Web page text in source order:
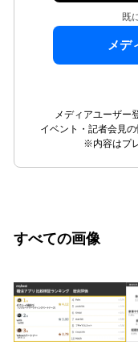
既
メデ
メディアユーザー
イベント・記者会見
※内容はプ
すべての画像